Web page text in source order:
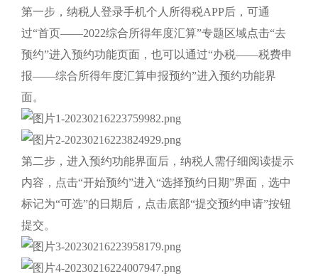
第一步，纳税人登录手机个人所得税APP后，可通
过“首页——2022综合所得年度汇算”专题区域点击“去
预约”进入预约功能页面，也可以通过“办税——税费申
报——综合所得年度汇算申报预约”进入预约功能界
面。
第二步，进入预约功能界面后，纳税人需仔细阅读提示
内容，点击“开始预约”进入“选择预约日期”界面，选中
标记为“可选”的日期后，点击底部“提交预约申请”按钮
提交。